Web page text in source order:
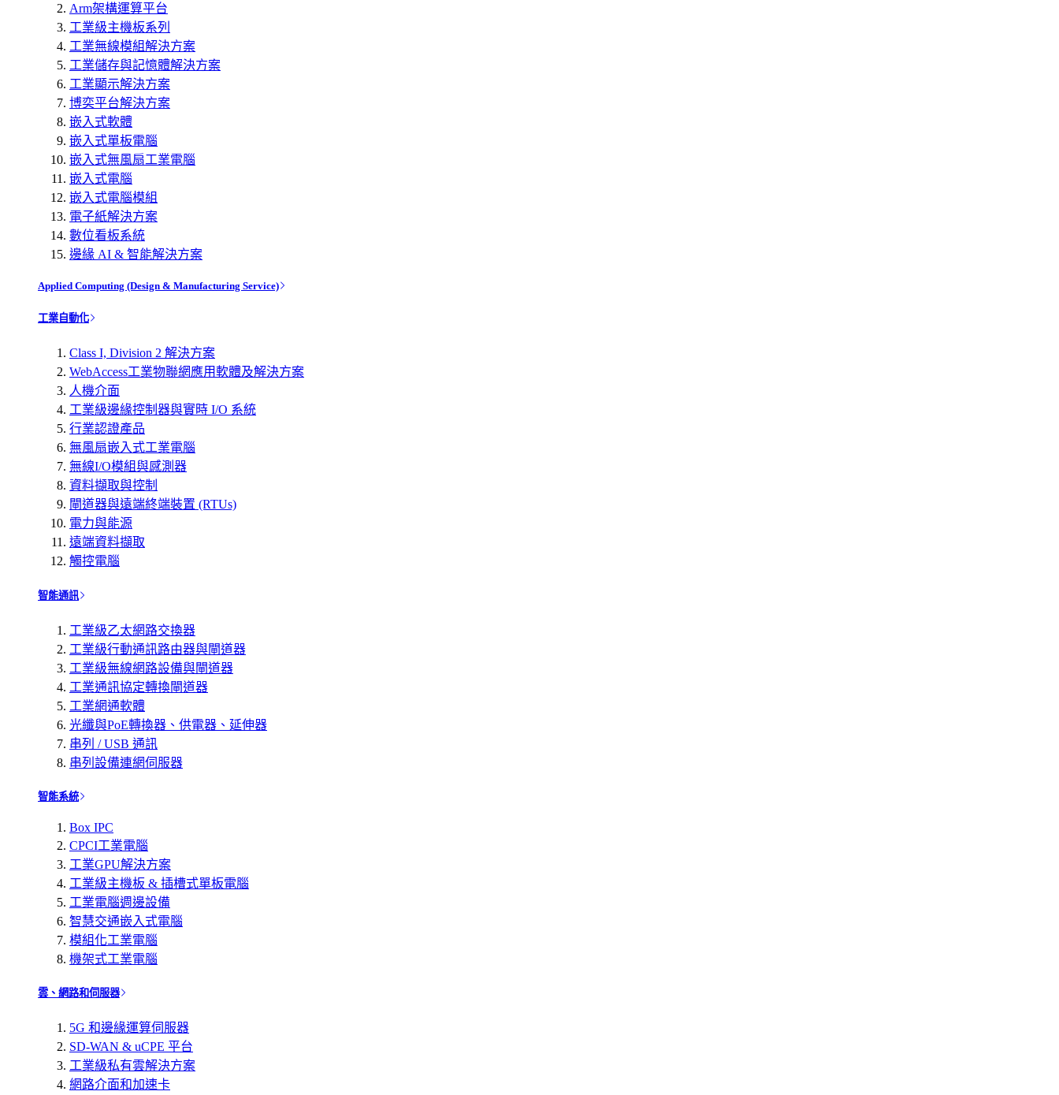
Arm架構運算平台
工業級主機板系列
工業無線模組解決方案
工業儲存與記憶體解決方案
工業顯示解決方案
博奕平台解決方案
嵌入式軟體
嵌入式單板電腦
嵌入式無風扇工業電腦
嵌入式電腦
嵌入式電腦模組
電子紙解決方案
數位看板系統
邊緣 AI & 智能解決方案
Applied Computing (Design & Manufacturing Service)
工業自動化
Class I, Division 2 解決方案
WebAccess工業物聯網應用軟體及解決方案
人機介面
工業級邊緣控制器與實時 I/O 系統
行業認證產品
無風扇嵌入式工業電腦
無線I/O模組與感測器
資料擷取與控制
閘道器與遠端終端裝置 (RTUs)
電力與能源
遠端資料擷取
觸控電腦
智能通訊
工業級乙太網路交換器
工業級行動通訊路由器與閘道器
工業級無線網路設備與閘道器
工業通訊協定轉換閘道器
工業網通軟體
光纖與PoE轉換器、供電器、延伸器
串列 / USB 通訊
串列設備連網伺服器
智能系統
Box IPC
CPCI工業電腦
工業GPU解決方案
工業級主機板 & 插槽式單板電腦
工業電腦週邊設備
智慧交通嵌入式電腦
模組化工業電腦
機架式工業電腦
雲、網路和伺服器
5G 和邊緣運算伺服器
SD-WAN & uCPE 平台
工業級私有雲解決方案
網路介面和加速卡